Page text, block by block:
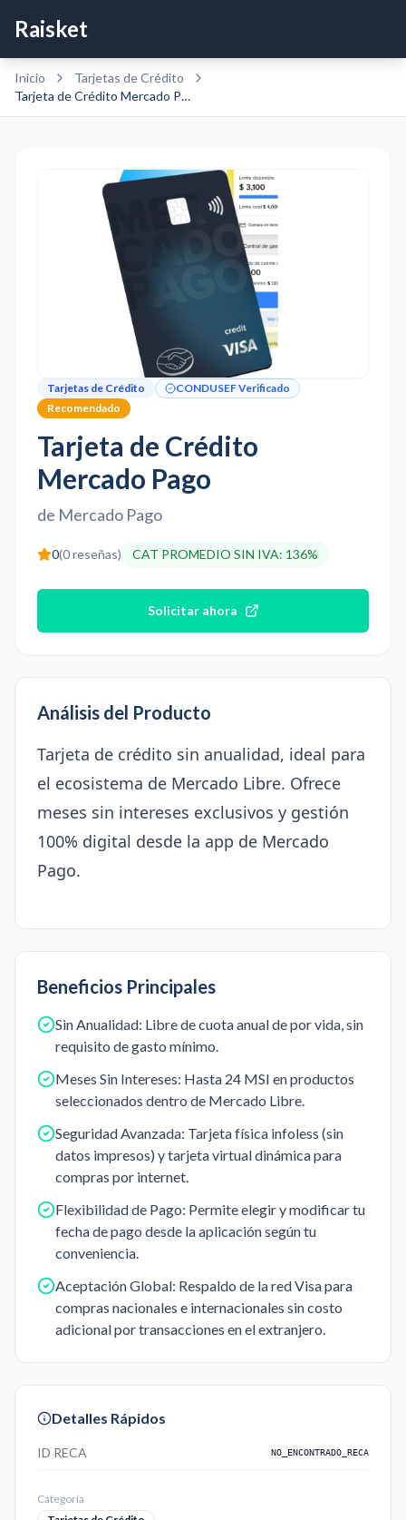
Raisket
Inicio
Tarjetas de Crédito
Tarjeta de Crédito Mercado Pago
Tarjetas de Crédito
CONDUSEF Verificado
Recomendado
Tarjeta de Crédito
Mercado Pago
de Mercado Pago
0(0reseñas) CAT PROMEDIO SIN IVA: 136%
Solicitar ahora
Análisis del Producto
Tarjeta de crédito sin anualidad, ideal para
el ecosistema de Mercado Libre. Ofrece
meses sin intereses exclusivos y gestión
100% digital desde la app de Mercado
Pago.
Beneficios Principales
Sin Anualidad: Libre de cuota anual de por vida, sin
requisito de gasto mínimo.
Meses Sin Intereses: Hasta 24 MSI en productos
seleccionados dentro de Mercado Libre.
Seguridad Avanzada: Tarjeta física infoless (sin
datos impresos) y tarjeta virtual dinámica para
compras por internet.
Flexibilidad de Pago: Permite elegir y modificar tu
fecha de pago desde la aplicación según tu
conveniencia.
Aceptación Global: Respaldo de la red Visa para
compras nacionales e internacionales sin costo
adicional por transacciones en el extranjero.
Detalles Rápidos
ID RECA NO_ENCONTRADO_RECA
Categoría